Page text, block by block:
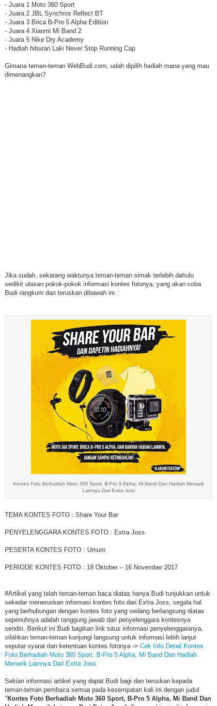
- Juara 1 Moto 360 Sport
- Juara 2 JBL Synchros Reflect BT
- Juara 3 Brica B-Pro 5 Alpha Edition
- Juara 4 Xiaomi Mi Band 2
- Juara 5 Nike Dry Academy
- Hadiah hiburan Laki Never Stop Running Cap
Gimana teman-teman WebBudi.com, udah dipilih hadiah mana yang mau
dimenangkan?
Jika sudah, sekarang waktunya teman-teman simak terlebih dahulu
sedikit ulasan pokok-pokok informasi kontes fotonya, yang akan coba
Budi rangkum dan teruskan dibawah ini :
Kontes Foto Berhadiah Moto 360 Sport, B-Pro 5 Alpha, Mi Band Dan Hadiah Menarik
Lainnya Dari Extra Joss
TEMA KONTES FOTO : Share Your Bar
PENYELENGGARA KONTES FOTO : Extra Joss
PESERTA KONTES FOTO : Umum
PERIODE KONTES FOTO : 18 Oktober – 16 November 2017
#Artikel yang telah teman-teman baca diatas hanya Budi tunjukkan untuk
sekedar meneruskan informasi kontes foto dari Extra Joss, segala hal
yang berhubungan dengan kontes foto yang sedang berlangsung diatas
sepenuhnya adalah tanggung jawab dari penyelenggara kontesnya
sendiri. Berikut ini Budi bagikan link situs informasi penyelenggaranya,
silahkan teman-teman kunjungi langsung untuk informasi lebih lanjut
seputar syarat dan ketentuan kontes fotonya -> Cek Info Detail Kontes
Foto Berhadiah Moto 360 Sport, B-Pro 5 Alpha, Mi Band Dan Hadiah
Menarik Lainnya Dari Extra Joss
Sekian informasi artikel yang dapat Budi bagi dan teruskan kepada
teman-teman pembaca semua pada kesempatan kali ini dengan judul
"Kontes Foto Berhadiah Moto 360 Sport, B-Pro 5 Alpha, Mi Band Dan